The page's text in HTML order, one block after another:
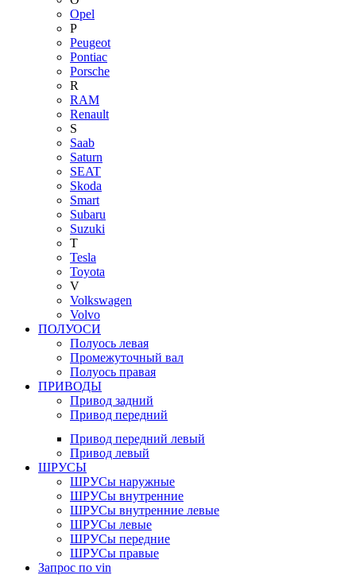
Opel
P
Peugeot
Pontiac
Porsche
R
RAM
Renault
S
Saab
Saturn
SEAT
Skoda
Smart
Subaru
Suzuki
T
Tesla
Toyota
V
Volkswagen
Volvo
ПОЛУОСИ
Полуось левая
Промежуточный вал
Полуось правая
ПРИВОДЫ
Привод задний
Привод передний
Привод передний левый
Привод левый
ШРУСЫ
ШРУСы наружные
ШРУСы внутренние
ШРУСы внутренние левые
ШРУСы левые
ШРУСы передние
ШРУСы правые
Запрос по vin